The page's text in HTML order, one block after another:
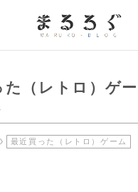
た（レトロ）ゲ
最近買った（レトロ）ゲーム